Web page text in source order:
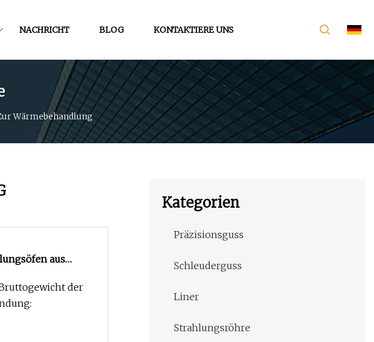
NACHRICHT BLOG KONTAKTIERE UNS
Wärmebehandlung
aus
der
Kategorien
Präzisionsguss
Schleuderguss
Liner
Strahlungsröhre